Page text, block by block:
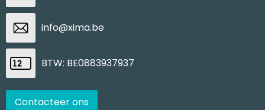
info@xima.be
BTW: BE0883937937
Contacteer ons